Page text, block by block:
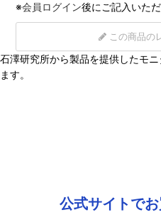
※会員ログイン後にご記入いただ
この商品の
石澤研究所から製品を提供したモ
ます。
公式サイトで